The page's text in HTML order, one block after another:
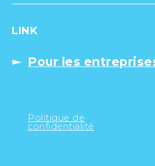
LINK
Pour les
Politique de
confidentialité